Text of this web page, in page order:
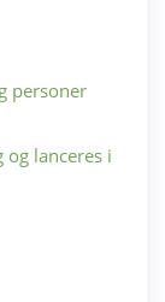
personer
og lanceres i